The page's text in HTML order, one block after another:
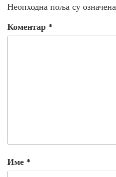
Неопходна поља су означена
Коментар *
Име *